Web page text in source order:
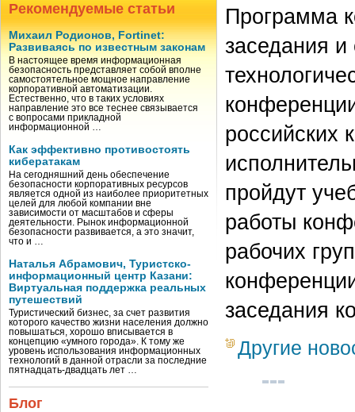
Рекомендуемые статьи
Михаил Родионов, Fortinet:
Развиваясь по известным законам
В настоящее время информационная
безопасность представляет собой вполне
самостоятельное мощное направление
корпоративной автоматизации.
Естественно, что в таких условиях
направление это все теснее связывается
с вопросами прикладной
информационной …
Как эффективно противостоять
кибератакам
На сегодняшний день обеспечение
безопасности корпоративных ресурсов
является одной из наиболее приоритетных
целей для любой компании вне
зависимости от масштабов и сферы
деятельности. Рынок информационной
безопасности развивается, а это значит,
что и …
Наталья Абрамович, Туристско-
информационный центр Казани:
Виртуальная поддержка реальных
путешествий
Туристический бизнес, за счет развития
которого качество жизни населения должно
повышаться, хорошо вписывается в
концепцию «умного города». К тому же
уровень использования информационных
технологий в данной отрасли за последние
пятнадцать-двадцать лет …
Блог
Программа
заседания
российских
пройдут
работы
рабочих
заседания
Другие